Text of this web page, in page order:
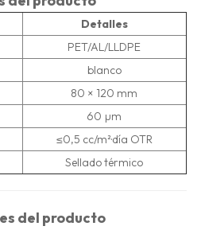
Detalles
PET/AL/LLDPE
blanco
80 × 120 mm
60 µm
≤0,5 cc/m²·día OTR
Sellado térmico
del producto